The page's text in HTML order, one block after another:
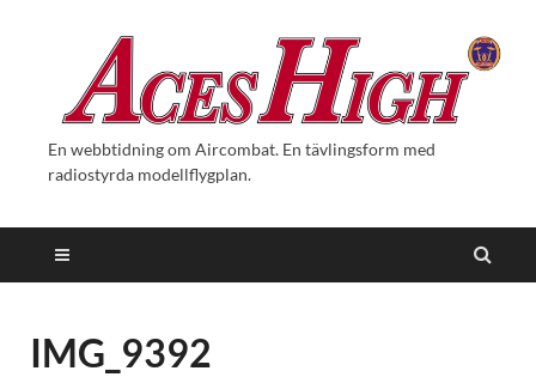
En webbtidning om Aircombat. En tävlingsform med
radiostyrda modellflygplan.
IMG_9392